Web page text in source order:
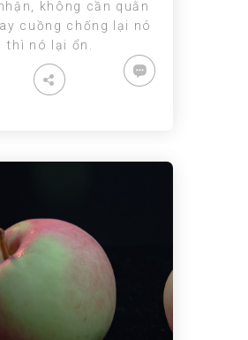
không cần quằn
cuồng chống lại nó
thì nó lại ổn.